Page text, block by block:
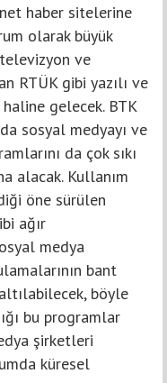
haber sitelerine
olarak büyük
ve
RTÜK gibi yazılı ve
gelecek. BTK
sosyal medyayı ve
da çok sıkı
alacak. Kullanım
öne sürülen
ağır
medya
bant
böyle
bu programlar
şirketleri
küresel